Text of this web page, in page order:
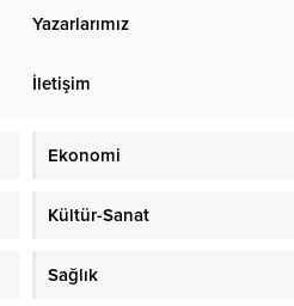
Yazarlarımız
İletişim
Ekonomi
Kültür-Sanat
Sağlık